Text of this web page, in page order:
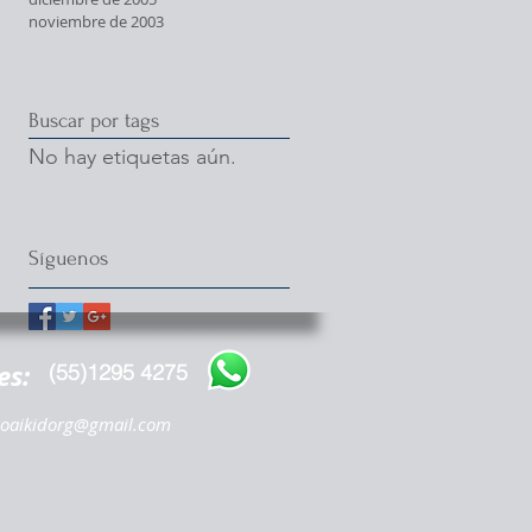
noviembre de 2003
Buscar por tags
No hay etiquetas aún.
Síguenos
(55)1295 4275